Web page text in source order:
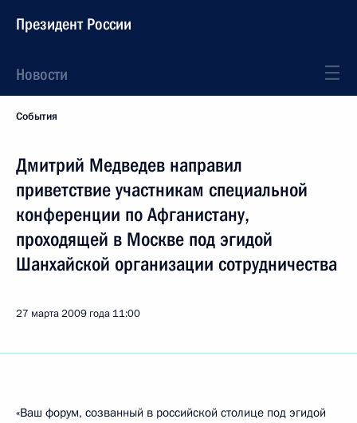
Президент России
Новости
События
Дмитрий Медведев направил
приветствие участникам специальной
конференции по Афганистану,
проходящей в Москве под эгидой
Шанхайской организации сотрудничества
27 марта 2009 года 11:00
«Ваш форум, созванный в российской столице под эгидой